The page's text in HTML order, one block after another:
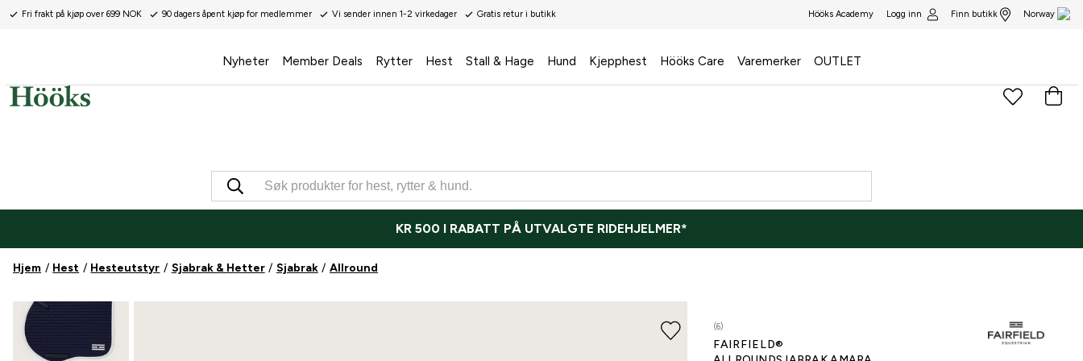
Fri frakt på kjøp over 699 NOK 90 dagers åpent kjøp for medlemmer Vi sender innen 1-2 virkedager Gratis retur i butikk Hööks Academy Logg inn Finn butikk Norway
Nyheter Member Deals Rytter Hest Stall & Hage Hund Kjepphest Hööks Care Varemerker OUTLET
KR 500 I RABATT PÅ UTVALGTE RIDEHJELMER*
Hjem Hest Hesteutstyr Sjabrak & Hetter Sjabrak Allround
(6)
FAIRFIELD®